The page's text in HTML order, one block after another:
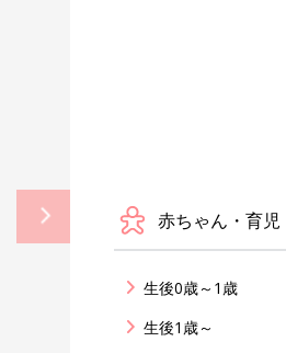
赤ちゃん・育児
生後0歳～1歳
生後1歳～